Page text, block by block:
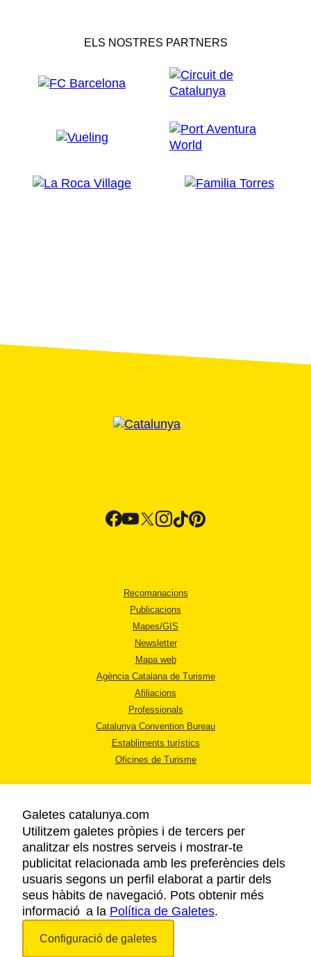
ELS NOSTRES PARTNERS
Recomanacions
Publicacions
Mapes/GIS
Newsletter
Mapa web
Agència Catalana de Turisme
Afiliacions
Professionals
Catalunya Convention Bureau
Establiments turístics
Oficines de Turisme
AVÍS LEGAL
POLÍTICA DE PRIVACITAT
COOKIES
ACCESSIBILITAT
Galetes catalunya.com
Utilitzem galetes pròpies i de tercers per
analitzar els nostres serveis i mostrar-te
publicitat relacionada amb les preferències dels
usuaris segons un perfil elaborat a partir dels
seus hàbits de navegació. Pots obtenir més
informació a la Política de Galetes.
Configuració de galetes